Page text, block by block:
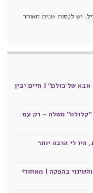
יש לנסות שנית מאוחר
של כולם" | חיים יבין
"קלולס" משלה - רק עם
50 קילו פחות, היו לי הרבה יותר
בהפקה | מאחורי